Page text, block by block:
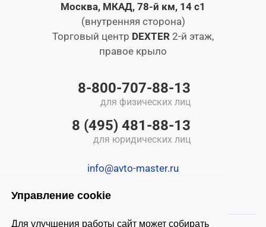
Управление cookie
Для улучшения работы сайт может собирать
Москва, МКАД, 78-й км, 14 с1
(внутренняя сторона)
Торговый центр DEXTER 2-й этаж,
правое крыло
8-800-707-88-13
для физических лиц
8 (495) 481-88-13
для юридических лиц
info@avto-master.ru